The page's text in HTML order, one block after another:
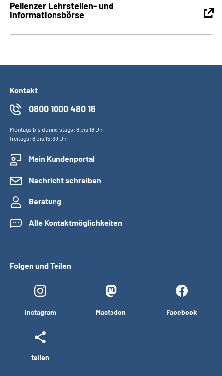
Pellenzer Lehrstellen- und
Informationsbörse
Kontakt
0800 1000 480 16
Montags bis donnerstags: 8 bis 18 Uhr,
freitags: 8 bis 15:30 Uhr
Mein Kundenportal
Nachricht schreiben
Beratung
Alle Kontaktmöglichkeiten
Folgen und Teilen
Instagram Mastodon Facebook
teilen